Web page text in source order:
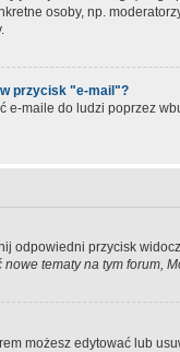
osoby, np.
przycisk "e-mail"?
e-maile do ludzi poprzez
odpowiedni przycisk
nowe tematy na tym forum,
możesz edytować lub